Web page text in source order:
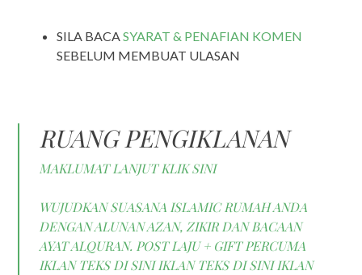
SILA BACASYARAT & PENAFIAN KOMEN
SEBELUM MEMBUAT ULASAN
RUANG PENGIKLANAN
MAKLUMAT LANJUT KLIK SINI
WUJUDKAN SUASANA ISLAMIC RUMAH ANDA
DENGAN ALUNAN AZAN, ZIKIR DAN BACAAN
AYAT ALQURAN. POST LAJU + GIFT PERCUMA
IKLAN TEKS DI SINI IKLAN TEKS DI SINI IKLAN